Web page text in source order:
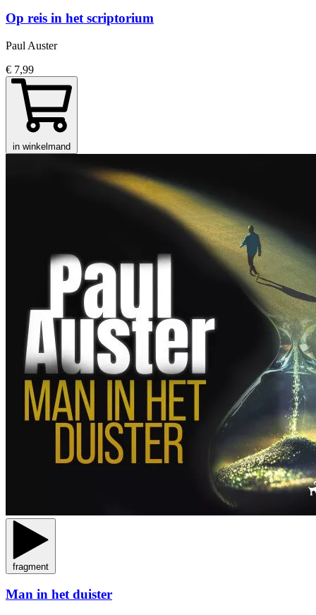
Op reis in het scriptorium
Paul Auster
€ 7,99
in winkelmand
fragment
Man in het duister